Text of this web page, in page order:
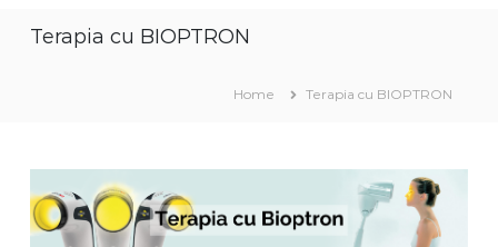
u
n
a
c
i
Terapia cu BIOPTRON
Home Terapia cu BIOPTRON